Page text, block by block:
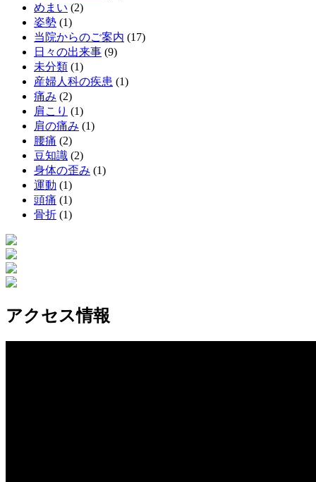
めまい (2)
姿勢 (1)
当院からのご案内 (17)
日々の出来事 (9)
未分類 (1)
産婦人科の疾患 (1)
痛み (2)
肩こり (1)
肩の痛み (1)
腰痛 (2)
豆知識 (2)
身体の歪み (1)
運動 (1)
頭痛 (1)
骨折 (1)
アクセス情報